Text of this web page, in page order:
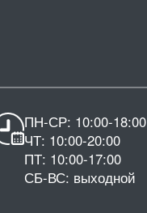
ПН-СР: 10:00-18:00
ЧТ: 10:00-20:00
ПТ: 10:00-17:00
СБ-ВС: выходной